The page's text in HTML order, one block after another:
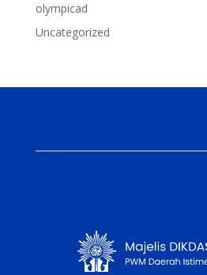
olympicad
Uncategorized